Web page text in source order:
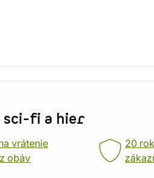
sci-fi a hier
vrátenie
obáv
20